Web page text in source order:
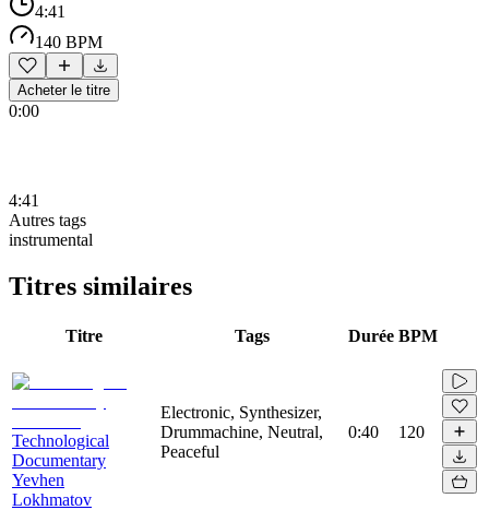
4:41
140 BPM
Acheter le titre
0:00
4:41
Autres tags
instrumental
Titres similaires
Titre Tags Durée BPM
Technological
Documentary
Yevhen
Lokhmatov
Electronic, Synthesizer,
Drummachine, Neutral,
Peaceful
0:40 120